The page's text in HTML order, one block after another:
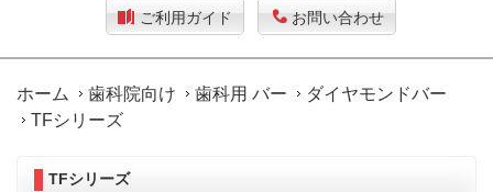
ご利用ガイド お問い合わせ
ホーム 歯科院向け 歯科用 バー
ダイヤモンドバー
TFシリーズ
TFシリーズ